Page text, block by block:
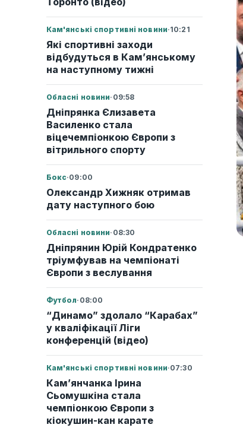
Кам'янські спортивні новини·10:21
Які спортивні заходи
відбудуться в Кам’янському
на наступному тижні
Обласні новини· 09:58
Дніпрянка Єлизавета
Василенко стала
віцечемпіонкою Європи з
вітрильного спорту
Бокс·09:00
Олександр Хижняк отримав
дату наступного бою
Обласні новини· 08:30
Дніпрянин Юрій Кондратенко
тріумфував на чемпіонаті
Європи з веслування
Футбол· 08:00
“Динамо” здолало “Карабах”
у кваліфікації Ліги
конференцій (відео)
Кам'янські спортивні новини·07:30
Кам’янчанка Ірина
Сьомушкіна стала
чемпіонкою Європи з
кіокушин-кан карате